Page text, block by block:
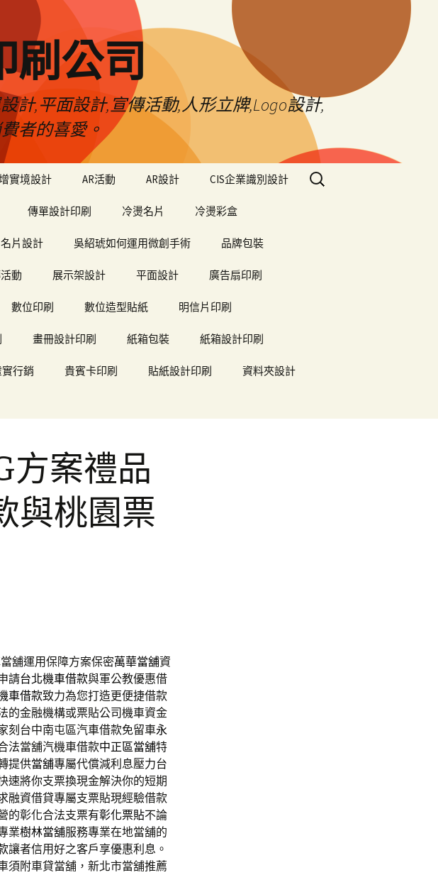
刷公司
計,平面設計,宣傳活動,人形立牌,Logo設計,
者的喜愛。
實境設計 AR活動 AR設計 CIS企業識別設計
傳單設計印刷 冷燙名片 冷燙彩盒
名片設計 吳紹琥如何運用微創手術 品牌包裝
動 展示架設計 平面設計 廣告扇印刷
數位印刷 數位造型貼紙 明信片印刷
畫冊設計印刷 紙箱包裝 紙箱設計印刷
實行銷 貴賓卡印刷 貼紙設計印刷 資料夾設計
搜
尋
方案禮品
與桃園票
舖運用保障方案保密萬華當舖資
請台北機車借款與軍公教優惠借
車借款致力為您打造更便捷借款
的金融機構或票貼公司機車資金
刻台中南屯區汽車借款免留車永
法當舖汽機車借款中正區當舖特
提供當舖專屬代償減利息壓力台
速將你支票換現金解決你的短期
融資借貸專屬支票貼現經驗借款
的彰化合法支票有彰化票貼不論
業樹林當舖服務專業在地當舖的
讓者信用好之客戶享優惠利息。
須附車貸當舖，新北市當舖推薦